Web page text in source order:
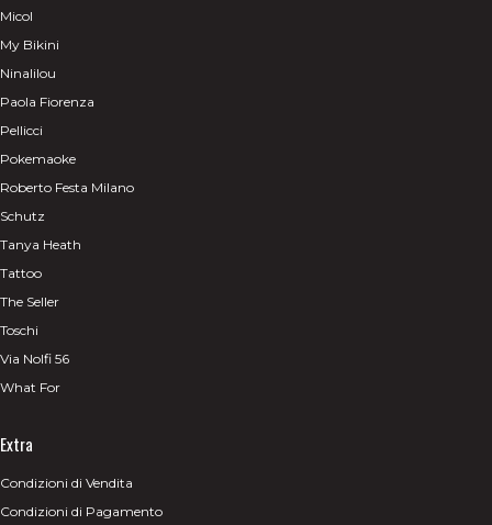
Micol
My Bikini
Ninalilou
Paola Fiorenza
Pellicci
Pokemaoke
Roberto Festa Milano
Schutz
Tanya Heath
Tattoo
The Seller
Toschi
Via Nolfi 56
What For
Extra
Condizioni di Vendita
Condizioni di Pagamento